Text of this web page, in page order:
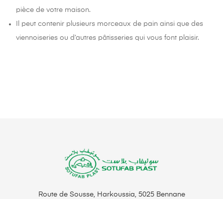
pièce de votre maison.
Il peut contenir plusieurs morceaux de pain ainsi que des
viennoiseries ou d’autres pâtisseries qui vous font plaisir.
Route de Sousse, Harkoussia, 5025 Bennane